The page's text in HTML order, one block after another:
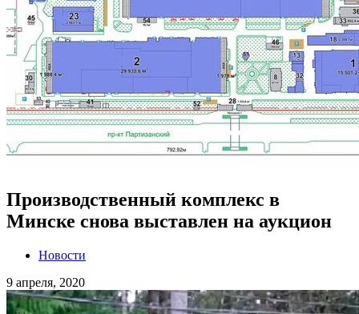
Производственный комплекс в
Минске снова выставлен на аукцион
Новости
9 апреля, 2020